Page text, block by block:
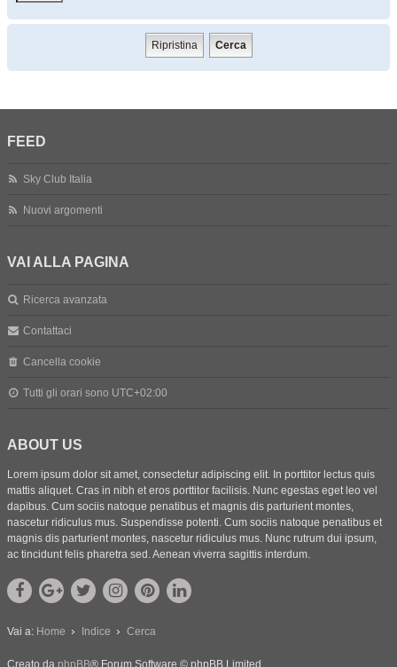
FEED
Sky Club Italia
Nuovi argomenti
VAI ALLA PAGINA
Ricerca avanzata
Contattaci
Cancella cookie
Tutti gli orari sono UTC+02:00
ABOUT US
Lorem ipsum dolor sit amet, consectetur adipiscing elit. In porttitor lectus quis
mattis aliquet. Cras in nibh et eros porttitor facilisis. Nunc egestas eget leo vel
dapibus. Cum sociis natoque penatibus et magnis dis parturient montes,
nascetur ridiculus mus. Suspendisse potenti. Cum sociis natoque penatibus et
magnis dis parturient montes, nascetur ridiculus mus. Nunc rutrum dui ipsum,
ac tincidunt felis pharetra sed. Aenean viverra sagittis interdum.
Vai a: Home Indice Cerca
Creato da phpBB® Forum Software © phpBB Limited